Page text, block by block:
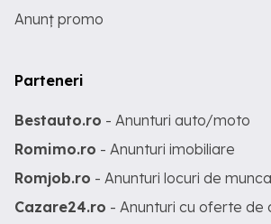
Anunț promo
Parteneri
Bestauto.ro - Anunturi auto/moto
Romimo.ro - Anunturi imobiliare
Romjob.ro - Anunturi locuri de munca
Cazare24.ro - Anunturi cu oferte de